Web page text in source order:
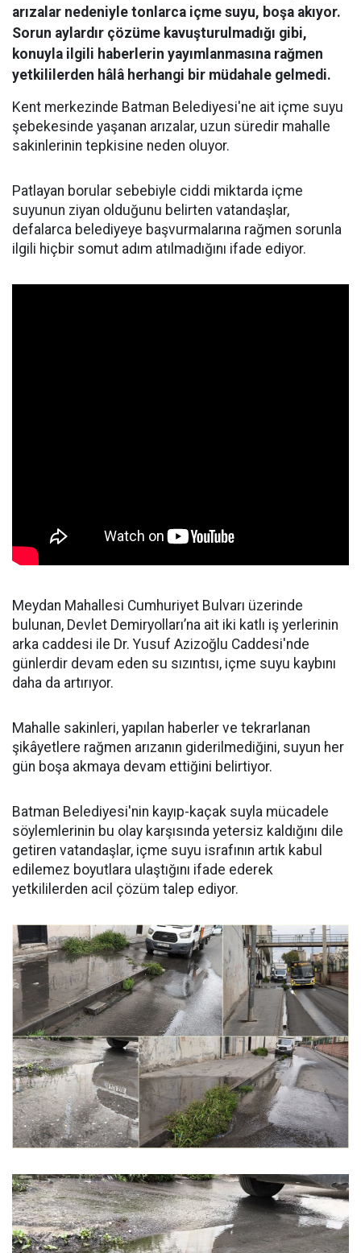
arızalar nedeniyle tonlarca içme suyu, boşa akıyor.
Sorun aylardır çözüme kavuşturulmadığı gibi,
konuyla ilgili haberlerin yayımlanmasına rağmen
yetkililerden hâlâ herhangi bir müdahale gelmedi.
Kent merkezinde Batman Belediyesi'ne ait içme suyu
şebekesinde yaşanan arızalar, uzun süredir mahalle
sakinlerinin tepkisine neden oluyor.
Patlayan borular sebebiyle ciddi miktarda içme
suyunun ziyan olduğunu belirten vatandaşlar,
defalarca belediyeye başvurmalarına rağmen sorunla
ilgili hiçbir somut adım atılmadığını ifade ediyor.
Meydan Mahallesi Cumhuriyet Bulvarı üzerinde
bulunan, Devlet Demiryolları’na ait iki katlı iş yerlerinin
arka caddesi ile Dr. Yusuf Azizoğlu Caddesi'nde
günlerdir devam eden su sızıntısı, içme suyu kaybını
daha da artırıyor.
Mahalle sakinleri, yapılan haberler ve tekrarlanan
şikâyetlere rağmen arızanın giderilmediğini, suyun her
gün boşa akmaya devam ettiğini belirtiyor.
Batman Belediyesi'nin kayıp-kaçak suyla mücadele
söylemlerinin bu olay karşısında yetersiz kaldığını dile
getiren vatandaşlar, içme suyu israfının artık kabul
edilemez boyutlara ulaştığını ifade ederek
yetkililerden acil çözüm talep ediyor.